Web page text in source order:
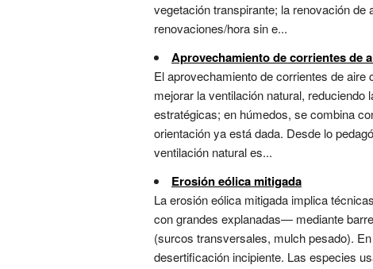
vegetación transpirante; la renovación
renovaciones/hora sin e...
Aprovechamiento de corrientes de
El aprovechamiento de corrientes de
mejorar la ventilación natural,
estratégicas; en húmedos, se combina
orientación ya está dada. Desde lo
ventilación natural es...
Erosión eólica mitigada
La erosión eólica mitigada implica
con grandes explanadas— mediante
(surcos transversales, mulch pesado).
desertificación incipiente. Las especies